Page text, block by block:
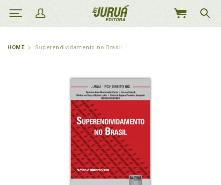
MEU
HOME Superendividamento no Brasil